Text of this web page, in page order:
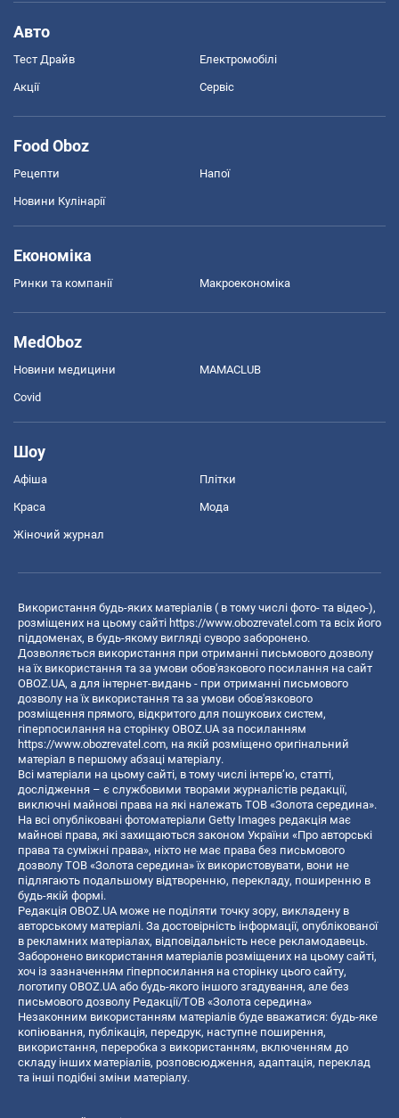
Авто
Тест Драйв Електромобілі
Акції Сервіс
Food Oboz
Рецепти Напої
Новини Кулінарії
Економіка
Ринки та компанії Макроекономіка
MedOboz
Новини медицини MAMACLUB
Covid
Шоу
Афіша Плітки
Краса Мода
Жіночий журнал
Використання будь-яких матеріалів ( в тому числі фото- та відео-),
розміщених на цьому сайті https://www.obozrevatel.com та всіх його
піддоменах, в будь-якому вигляді суворо заборонено.
Дозволяється використання при отриманні письмового дозволу
на їх використання та за умови обов'язкового посилання на сайт
OBOZ.UA, а для інтернет-видань - при отриманні письмового
дозволу на їх використання та за умови обов'язкового
розміщення прямого, відкритого для пошукових систем,
гіперпосилання на сторінку OBOZ.UA за посиланням
https://www.obozrevatel.com, на якій розміщено оригінальний
матеріал в першому абзаці матеріалу.
Всі матеріали на цьому сайті, в тому числі інтерв’ю, статті,
дослідження – є службовими творами журналістів редакції,
виключні майнові права на які належать ТОВ «Золота середина».
На всі опубліковані фотоматеріали Getty Images редакція має
майнові права, які захищаються законом України «Про авторські
права та суміжні права», ніхто не має права без письмового
дозволу ТОВ «Золота середина» їх використовувати, вони не
підлягають подальшому відтворенню, перекладу, поширенню в
будь-якій формі.
Редакція OBOZ.UA може не поділяти точку зору, викладену в
авторському матеріалі. За достовірність інформації, опублікованої
в рекламних матеріалах, відповідальність несе рекламодавець.
Заборонено використання матеріалів розміщених на цьому сайті,
хоч із зазначенням гіперпосилання на сторінку цього сайту,
логотипу OBOZ.UA або будь-якого іншого згадування, але без
письмового дозволу Редакції/ТОВ «Золота середина»
Незаконним використанням матеріалів буде вважатися: будь-яке
копiювання, публiкацiя, передрук, наступне поширення,
використання, переробка з використанням, включенням до
складу інших матеріалів, розповсюдження, адаптація, переклад
та інші подібні зміни матеріалу.